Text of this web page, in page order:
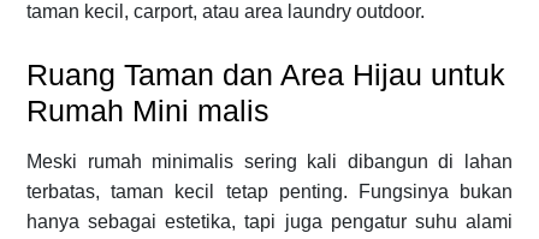
taman kecil, carport, atau area laundry outdoor.
Ruang Taman dan Area Hijau untuk
Rumah Mini malis
Meski rumah minimalis sering kali dibangun di lahan
terbatas, taman kecil tetap penting. Fungsinya bukan
hanya sebagai estetika, tapi juga pengatur suhu alami